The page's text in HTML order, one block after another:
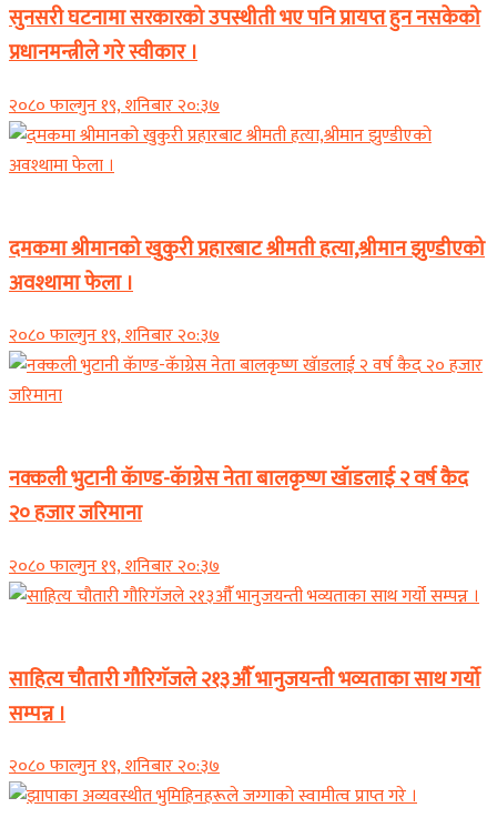
सुनसरी घटनामा सरकारको उपस्थीती भए पनि प्रायप्त हुन नसकेको
प्रधानमन्त्रीले गरे स्वीकार ।
२०८० फाल्गुन १९, शनिबार २०:३७
दमकमा श्रीमानको खुकुरी प्रहारबाट श्रीमती हत्या,श्रीमान झुण्डीएको
अवश्थामा फेला ।
२०८० फाल्गुन १९, शनिबार २०:३७
नक्कली भुटानी कॅाण्ड-कॅाग्रेस नेता बालकृष्ण खॅाडलाई २ वर्ष कैद
२० हजार जरिमाना
२०८० फाल्गुन १९, शनिबार २०:३७
साहित्य चौतारी गौरिगॅजले २१३औॅ भानुजयन्ती भव्यताका साथ गर्यो
सम्पन्न ।
२०८० फाल्गुन १९, शनिबार २०:३७